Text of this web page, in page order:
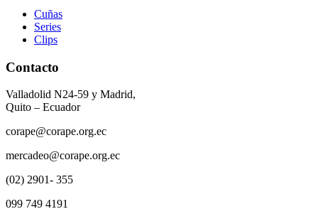
Cuñas
Series
Clips
Contacto
Valladolid N24-59 y Madrid,
Quito – Ecuador
corape@corape.org.ec
mercadeo@corape.org.ec
(02) 2901- 355
099 749 4191